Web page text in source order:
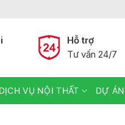
Hỗ trợ
Tư vấn 24/7
DỊCH VỤ NỘI THẤT DỰ